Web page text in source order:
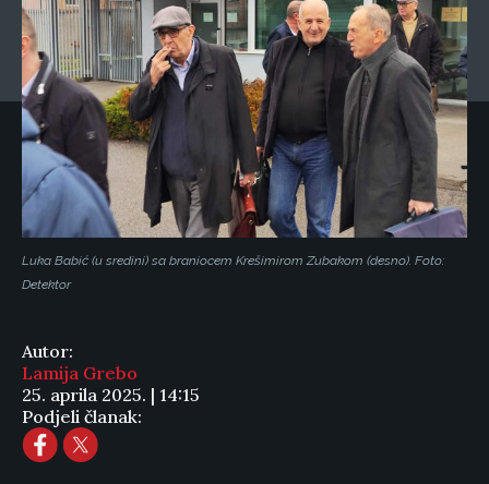
Luka Babić (u sredini) sa braniocem Krešimirom Zubakom (desno). Foto:
Detektor
Autor:
Lamija Grebo
25. aprila 2025. | 14:15
Podjeli članak: